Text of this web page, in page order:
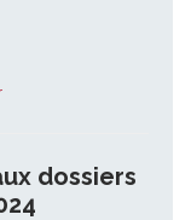
dossiers